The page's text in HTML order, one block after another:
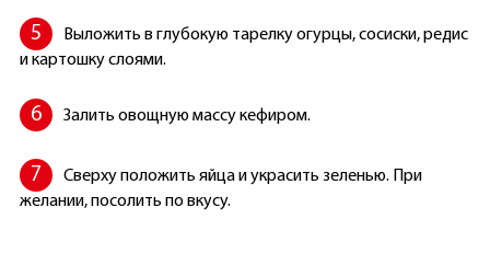
Выложить в глубокую тарелку огурцы, сосиски, редис
и картошку слоями.
Залить овощную массу кефиром.
Сверху положить яйца и украсить зеленью. При
желании, посолить по вкусу.